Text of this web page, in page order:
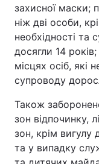
захисної маски;
ніж дві особи,
необхідності та
досягли 14
місцях осіб, які
супроводу
Також
зон відпочинку,
зон, крім
та у випадку